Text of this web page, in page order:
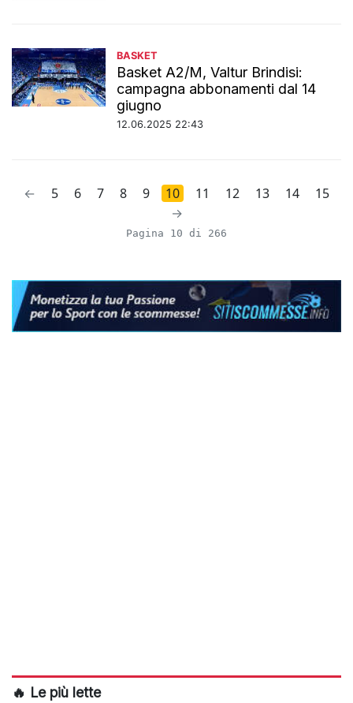
BASKET
Basket A2/M, Valtur Brindisi:
campagna abbonamenti dal 14
giugno
12.06.2025 22:43
← 5 6 7 8 9 10 11 12 13 14
15
→
Pagina 10 di 266
🔥 Le più lette